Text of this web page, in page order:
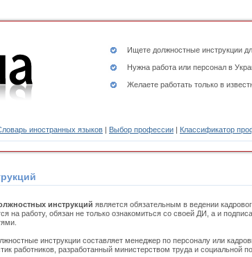
Ищете должностные инструкции
Нужна работа или персонал в
Желаете работать только в
иностранных языков | Выбор профессии | Классификатор
инструкций является обязательным в ведении
на работу, обязан не только ознакомиться со своей ДИ, а и
инструкции составляет менеджер по персоналу или
работников, разработанный министерством труда и социальной